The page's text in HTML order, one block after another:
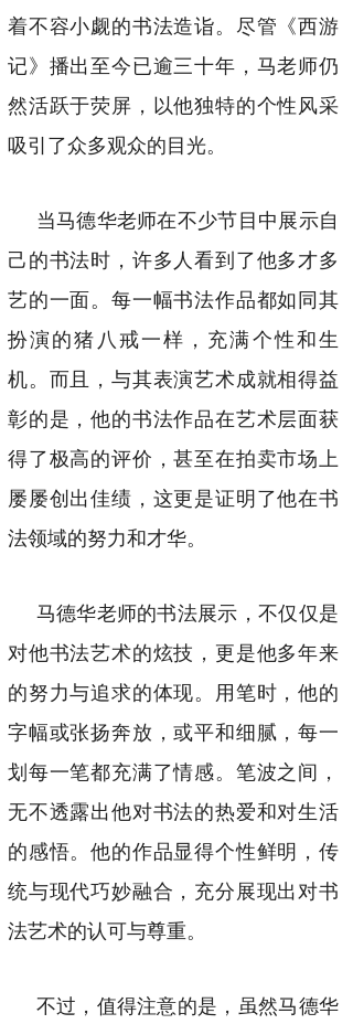
着不容小觑的书法造诣。尽管《西游
记》播出至今已逾三十年，马老师仍
然活跃于荧屏，以他独特的个性风采
吸引了众多观众的目光。
当马德华老师在不少节目中展示自
己的书法时，许多人看到了他多才多
艺的一面。每一幅书法作品都如同其
扮演的猪八戒一样，充满个性和生
机。而且，与其表演艺术成就相得益
彰的是，他的书法作品在艺术层面获
得了极高的评价，甚至在拍卖市场上
屡屡创出佳绩，这更是证明了他在书
法领域的努力和才华。
马德华老师的书法展示，不仅仅是
对他书法艺术的炫技，更是他多年来
的努力与追求的体现。用笔时，他的
字幅或张扬奔放，或平和细腻，每一
划每一笔都充满了情感。笔波之间，
无不透露出他对书法的热爱和对生活
的感悟。他的作品显得个性鲜明，传
统与现代巧妙融合，充分展现出对书
法艺术的认可与尊重。
不过，值得注意的是，虽然马德华